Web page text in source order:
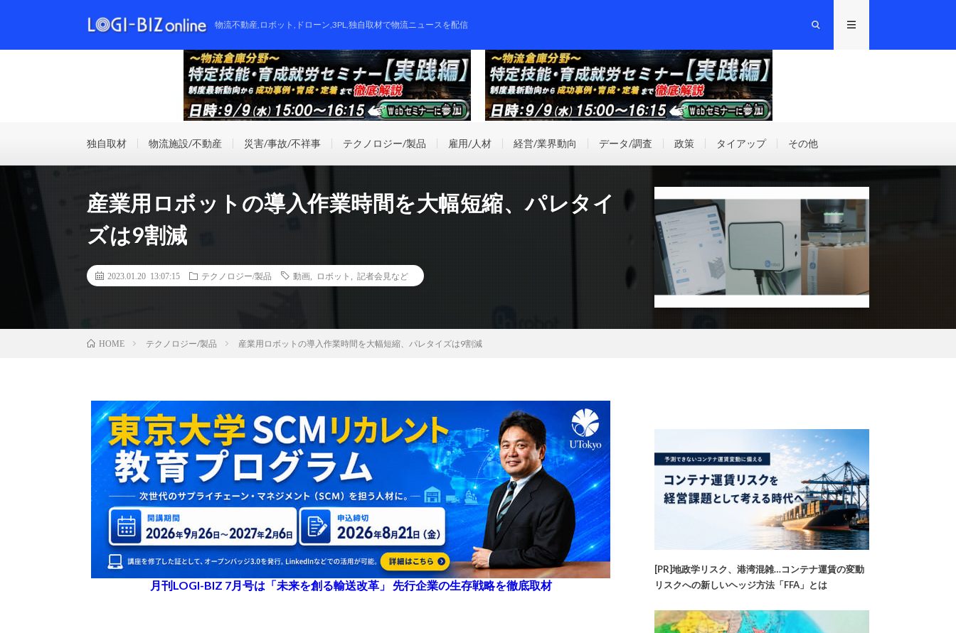
物流不動産,ロボット,ドローン,3PL,独自取材で物流ニュースを配信
独自取材 物流施設/不動産 災害/事故/不祥事 テクノロジー/製品 雇用/人材 経営/業界動向 データ/調査 政策 タイアップ その他
産業用ロボットの導入作業時間を大幅短縮、パレタイ
ズは9割減
2023.01.20 13:07:15 テクノロジー/製品 動画 ロボット 記者会見など
HOME テクノロジー/製品 産業用ロボットの導入作業時間を大幅短縮、パレタイズは9割減
月刊LOGI-BIZ 7月号は「未来を創る輸送改革」 先行企業の生存戦略を徹底取材
[PR]地政学リスク、港湾混雑…コンテナ運賃の変動
リスクへの新しいヘッジ方法「FFA」とは